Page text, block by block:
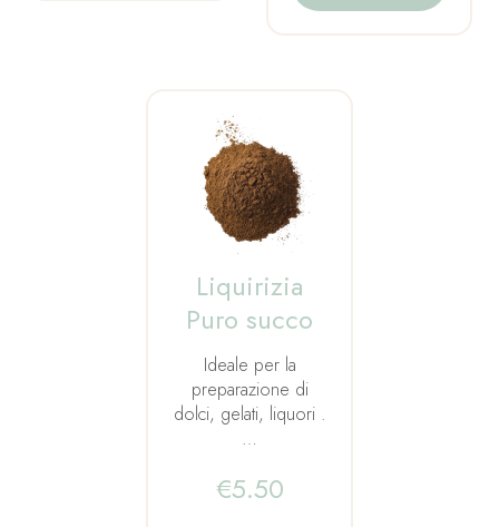
Liquirizia
Puro succo
Ideale per la
preparazione di
dolci, gelati, liquori .
…
€5.50